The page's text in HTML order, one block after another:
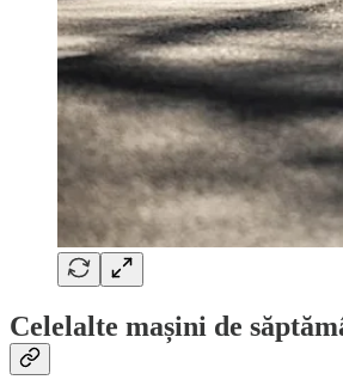
Celelalte mașini de